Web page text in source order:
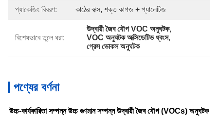
প্যাকেজিং বিবরণ: কাঠের বাক্স, শক্ত কাগজ + প্যালেটিজ
বিশেষভাবে তুলে ধরা:
উদ্বায়ী জৈব যৌগ VOC অনুঘটক,
VOC অনুঘটক অক্সিডেটিভ ধ্বংস,
গ্রেস ভোকস অনুঘটক
পণ্যের বর্ণনা
উচ্চ-কার্যকারিতা সম্পন্ন উচ্চ গুণমান সম্পন্ন উদ্বায়ী জৈব যৌগ (VOCs) অনুঘটক